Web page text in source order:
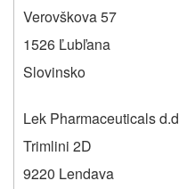
Verovškova 57
1526 Ľubľana
Slovinsko
Lek Pharmaceuticals d.d
Trimlini 2D
9220 Lendava